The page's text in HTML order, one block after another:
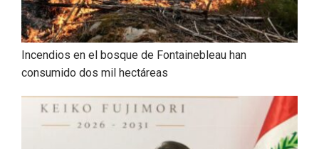
Incendios en el bosque de Fontainebleau han
consumido dos mil hectáreas